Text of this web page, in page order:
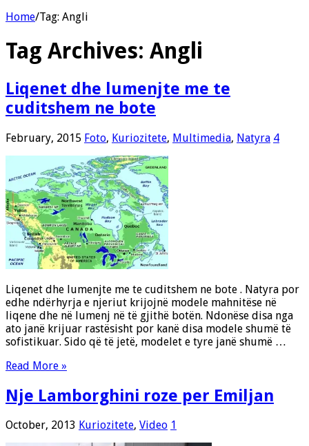
Home/Tag: Angli
Tag Archives: Angli
Liqenet dhe lumenjte me te
cuditshem ne bote
February, 2015 Foto, Kuriozitete, Multimedia, Natyra 4
Liqenet dhe lumenjte me te cuditshem ne bote . Natyra por
edhe ndërhyrja e njeriut krijojnë modele mahnitëse në
liqene dhe në lumenj në të gjithë botën. Ndonëse disa nga
ato janë krijuar rastësisht por kanë disa modele shumë të
sofistikuar. Sido që të jetë, modelet e tyre janë shumë …
Read More »
Nje Lamborghini roze per Emiljan
October, 2013 Kuriozitete, Video 1